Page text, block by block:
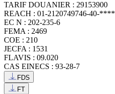
TARIF DOUANIER : 29153900
REACH : 01-2120749746-40-****
EC N : 202-235-6
FEMA : 2469
COE : 210
JECFA : 1531
FLAVIS : 09.020
CAS EINECS : 93-28-7
FDS
FT